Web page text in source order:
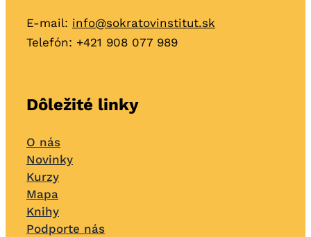
E-mail: info@sokratovinstitut.sk
Telefón: +421 908 077 989
Dôležité linky
O nás
Novinky
Kurzy
Mapa
Knihy
Podporte nás